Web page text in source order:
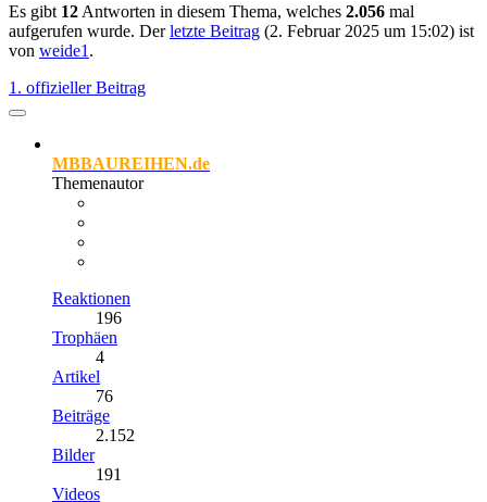
Es gibt 12 Antworten in diesem Thema, welches 2.056 mal
aufgerufen wurde. Derletzte Beitrag (2. Februar 2025 um 15:02) ist
von weide1 .
1. offizieller Beitrag
MBBAUREIHEN.de
Themenautor
Reaktionen
196
Trophäen
4
Artikel
76
Beiträge
2.152
Bilder
191
Videos